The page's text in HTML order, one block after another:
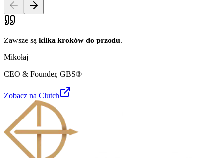
Zawsze są kilka kroków do przodu.
Mikołaj
CEO & Founder, GBS®
Zobacz na Clutch